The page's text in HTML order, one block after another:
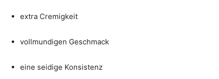
extra Cremigkeit
vollmundigen Geschmack
eine seidige Konsistenz